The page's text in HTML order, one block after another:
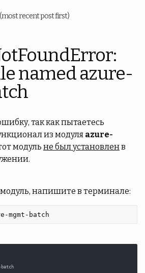
(most recent post first)
named azure-
так как пытаетесь
из модуля azure-
модуль не был установленв
напишите в терминале:
mgmt-batch